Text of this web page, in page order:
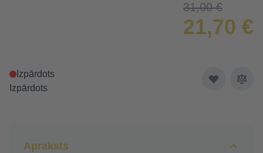
31,00 €
21,70 €
Izpārdots
Izpārdots
Apraksts